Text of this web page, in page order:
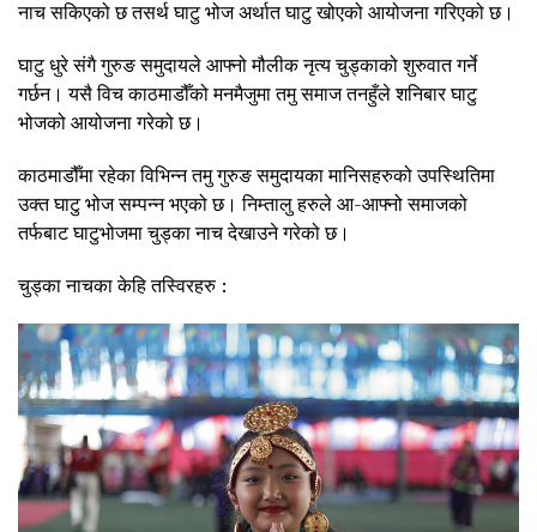
नाच सकिएको छ तसर्थ घाटु भोज अर्थात घाटु खोएको आयोजना गरिएको छ।
घाटु धुरे संगै गुरुङ समुदायले आफ्नो मौलीक नृत्य चुड्काको शुरुवात गर्ने
गर्छन। यसै विच काठमाडौँको मनमैजुमा तमु समाज तनहुँले शनिबार घाटु
भोजको आयोजना गरेको छ।
काठमाडौँमा रहेका विभिन्न तमु गुरुङ समुदायका मानिसहरुको उपस्थितिमा
उक्त घाटु भोज सम्पन्न भएको छ। निम्तालु हरुले आ-आफ्नो समाजको
तर्फबाट घाटुभोजमा चुड्का नाच देखाउने गरेको छ।
चुड्का नाचका केहि तस्विरहरु :